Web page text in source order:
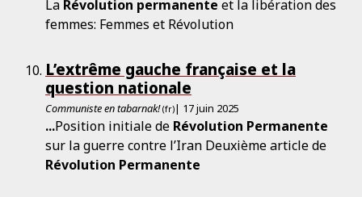
La Révolution permanente et la libération des
femmes: Femmes et Révolution
L’extrême gauche française et la
question nationale
Communiste en tabarnak! (fr)| 17 juin 2025
...Position initiale de Révolution Permanente
sur la guerre contre l’Iran Deuxième article de
Révolution Permanente